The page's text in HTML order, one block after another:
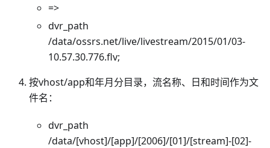
=>
dvr_path
/data/ossrs.net/live/livestream/2015/01/03-
10.57.30.776.flv;
按vhost/app和年月分目录，流名称、日和时间作为文
件名：
dvr_path
/data/[vhost]/[app]/[2006]/[01]/[stream]-[02]-